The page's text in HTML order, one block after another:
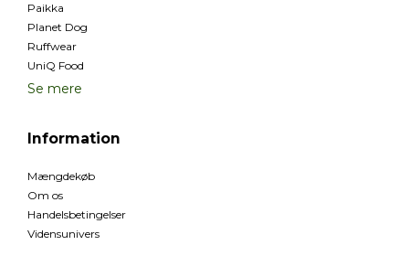
Paikka
Planet Dog
Ruffwear
UniQ Food
Se mere
Information
Mængdekøb
Om os
Handelsbetingelser
Vidensunivers